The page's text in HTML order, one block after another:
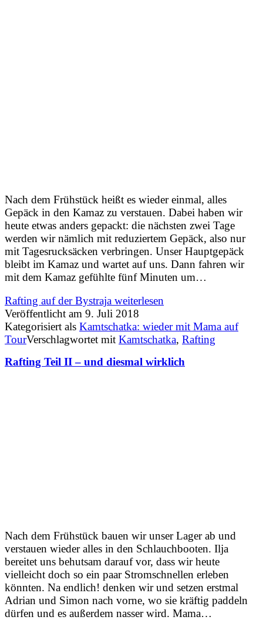
Nach dem Frühstück heißt es wieder einmal, alles
Gepäck in den Kamaz zu verstauen. Dabei haben wir
heute etwas anders gepackt: die nächsten zwei Tage
werden wir nämlich mit reduziertem Gepäck, also nur
mit Tagesrucksäcken verbringen. Unser Hauptgepäck
bleibt im Kamaz und wartet auf uns. Dann fahren wir
mit dem Kamaz gefühlte fünf Minuten um…
Rafting auf der Bystraja weiterlesen
Veröffentlicht am 9. Juli 2018
Kategorisiert als Kamtschatka: wieder mit Mama auf
TourVerschlagwortet mit Kamtschatka, Rafting
Rafting Teil II – und diesmal wirklich
Nach dem Frühstück bauen wir unser Lager ab und
verstauen wieder alles in den Schlauchbooten. Ilja
bereitet uns behutsam darauf vor, dass wir heute
vielleicht doch so ein paar Stromschnellen erleben
könnten. Na endlich! denken wir und setzen erstmal
Adrian und Simon nach vorne, wo sie kräftig paddeln
dürfen und es außerdem nasser wird. Mama…